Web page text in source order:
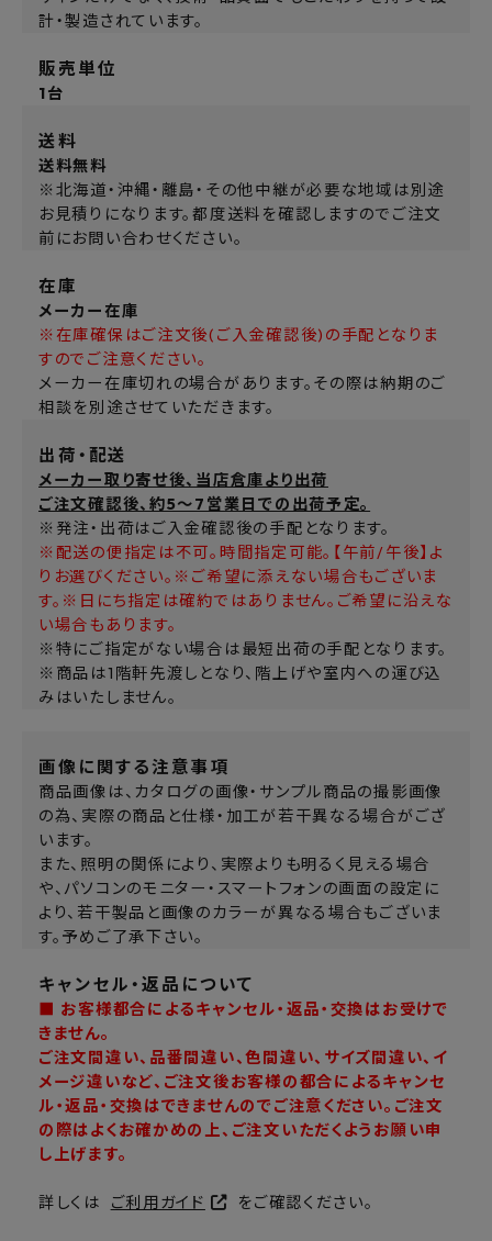
計・製造されています。
販売単位
1台
送料
送料無料
※北海道・沖縄・離島・その他中継が必要な地域は別途
お見積りになります。都度送料を確認しますのでご注文
前にお問い合わせください。
在庫
メーカー在庫
※在庫確保はご注文後(ご入金確認後)の手配となりま
すのでご注意ください。
メーカー在庫切れの場合があります。その際は納期のご
相談を別途させていただきます。
出荷・配送
メーカー取り寄せ後、当店倉庫より出荷
ご注文確認後、約5～7営業日での出荷予定。
※発注・出荷はご入金確認後の手配となります。
※配送の便指定は不可。時間指定可能。【午前/午後】よ
りお選びください。※ご希望に添えない場合もございま
す。※日にち指定は確約ではありません。ご希望に沿えな
い場合もあります。
※特にご指定がない場合は最短出荷の手配となります。
※商品は1階軒先渡しとなり、階上げや室内への運び込
みはいたしません。
画像に関する注意事項
商品画像は、カタログの画像・サンプル商品の撮影画像
の為、実際の商品と仕様・加工が若干異なる場合がござ
います。
また、照明の関係により、実際よりも明るく見える場合
や、パソコンのモニター・スマートフォンの画面の設定に
より、若干製品と画像のカラーが異なる場合もございま
す。予めご了承下さい。
キャンセル・返品について
■ お客様都合によるキャンセル・返品・交換はお受けで
きません。
ご注文間違い、品番間違い、色間違い、サイズ間違い、イ
メージ違いなど、ご注文後お客様の都合によるキャンセ
ル・返品・交換はできませんのでご注意ください。ご注文
の際はよくお確かめの上、ご注文いただくようお願い申
し上げます。
詳しくは ご利用ガイド をご確認ください。